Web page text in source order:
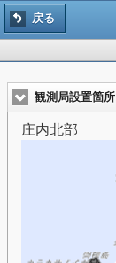
戻る
観測局設置箇所
庄内北部